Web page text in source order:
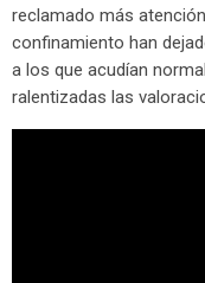
reclamado más
confinamiento han
a los que acudían
ralentizadas las